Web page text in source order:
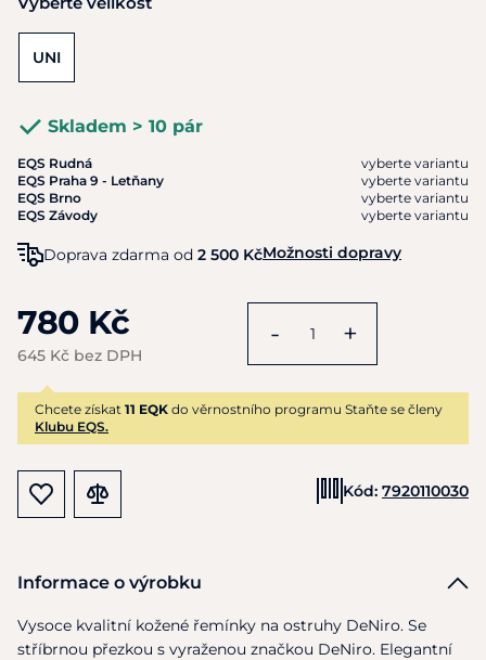
UNI
Skladem > 10 pár
EQS Rudná
vyberte variantu
EQS Praha 9 - Letňany
vyberte variantu
EQS Brno
vyberte variantu
EQS Závody
vyberte variantu
Doprava zdarma od 2 500 KčMožnosti dopravy
780 Kč
645 Kč bez DPH
- +
Chcete získat 11 EQK do věrnostního programu Staňte se členy
Klubu EQS.
Kód: 7920110030
Informace o výrobku
Vysoce kvalitní kožené řemínky na ostruhy DeNiro. Se
stříbrnou přezkou s vyraženou značkou DeNiro. Elegantní